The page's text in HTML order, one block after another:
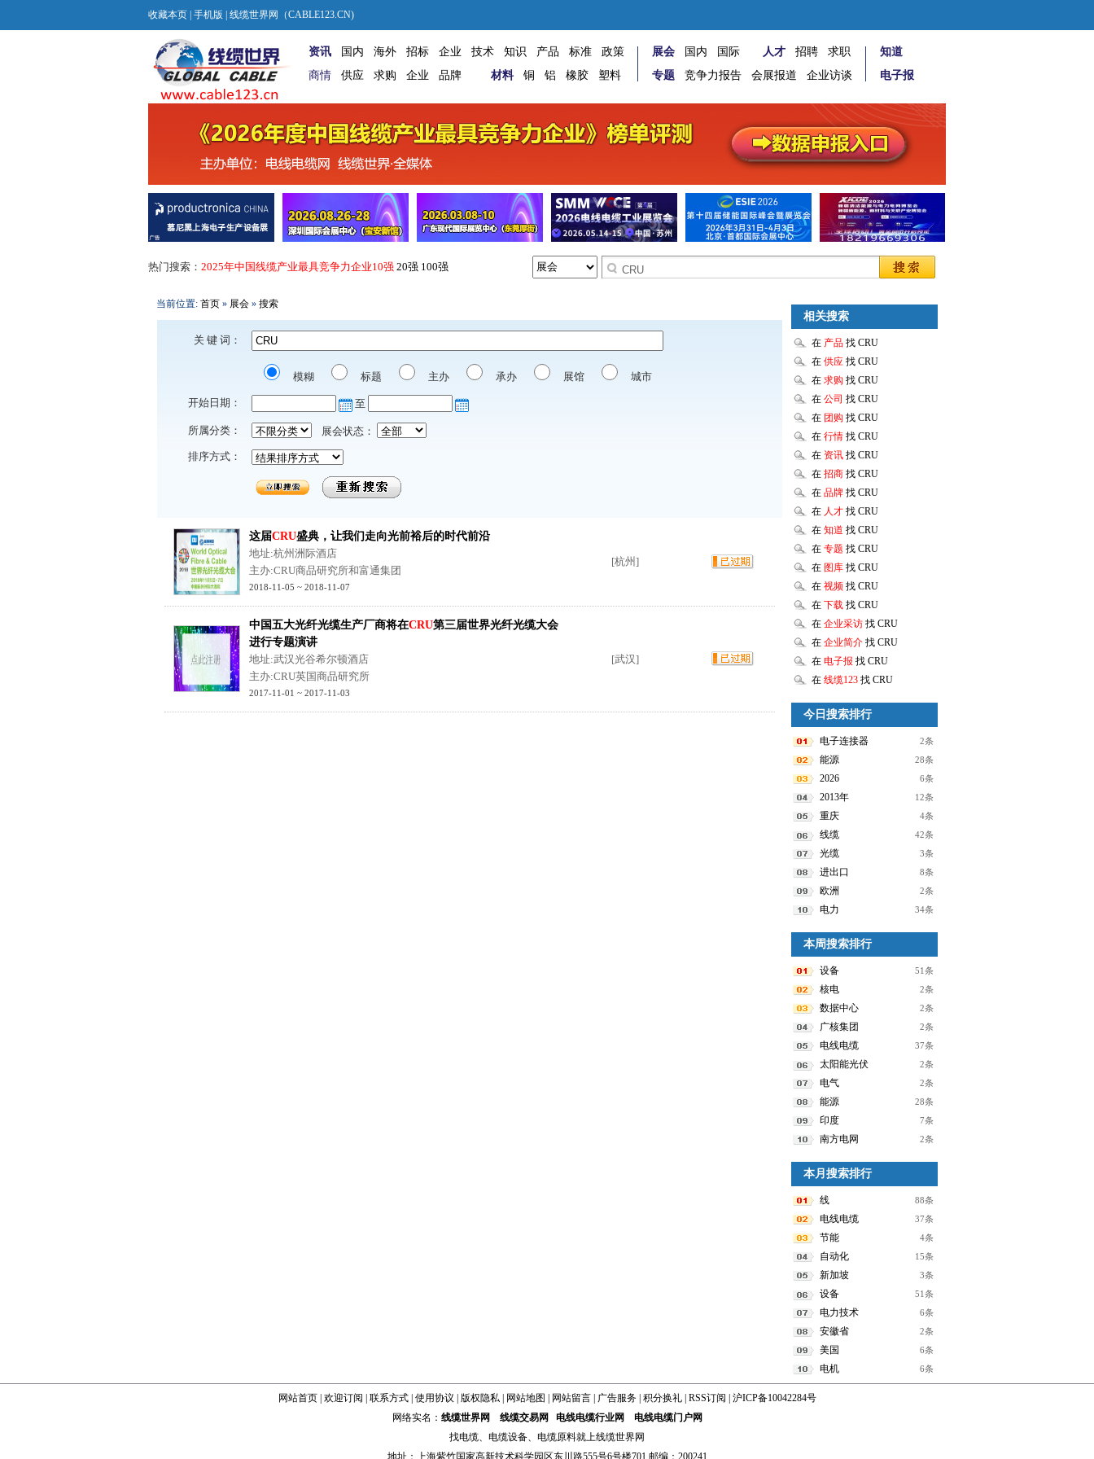
收藏本页 手机版 | 线缆世界网（CABLE123.CN)
资讯 国内 海外 招标 企业 技术 知识 产品 标准
政策
商情
供应 求购 企业 品牌 材料 铜 铝 橡胶 塑料
展会 国内 国际 人才 招聘
求职
专题
竞争力报告 会展报道 企业访谈
知道
电子报
热门搜索： 2025年中国线缆产业最具竞争力企业10强 20强 100强
当前位置: 首页 » 展会 » 搜索
关 键 词：
模糊 标题 主办 承办 展馆 城市
开始日期： 至
所属分类： 展会状态：
排序方式：
这届CRU盛典，让我们走向光前裕后的时代前沿
地址:杭州洲际酒店
主办:CRU商品研究所和富通集团
2018-11-05 ~ 2018-11-07
[杭州]
中国五大光纤光缆生产厂商将在CRU第三届世界光纤光缆大会
进行专题演讲
地址:武汉光谷希尔顿酒店
主办:CRU英国商品研究所
2017-11-01 ~ 2017-11-03
[武汉]
相关搜索
在 产品 找 CRU
在 供应 找 CRU
在 求购 找 CRU
在 公司 找 CRU
在 团购 找 CRU
在 行情 找 CRU
在 资讯 找 CRU
在 招商 找 CRU
在 品牌 找 CRU
在 人才 找 CRU
在 知道 找 CRU
在 专题 找 CRU
在 图库 找 CRU
在 视频 找 CRU
在 下载 找 CRU
在 企业采访 找 CRU
在 企业简介 找 CRU
在 电子报 找 CRU
在 线缆123 找 CRU
今日搜索排行
2条
电子连接器
28条
能源
6条
2026
12条
2013年
4条
重庆
42条
线缆
3条
光缆
8条
进出口
2条
欧洲
34条
电力
本周搜索排行
51条
设备
2条
核电
2条
数据中心
2条
广核集团
37条
电线电缆
2条
太阳能光伏
2条
电气
28条
能源
7条
印度
2条
南方电网
本月搜索排行
88条
线
37条
电线电缆
4条
节能
15条
自动化
3条
新加坡
51条
设备
6条
电力技术
2条
安徽省
6条
美国
6条
电机
网站首页| 欢迎订阅 联系方式| 使用协议 版权隐私| 网站地图 网站留言| 广告服务| 积分换礼| RSS订阅
沪ICP备10042284号
网络实名： 线缆世界网 线缆交易网 电线电缆行业网
电线电缆门户网
找电缆、 电缆设备、 电缆原料就上线缆世界网
地址：上海紫竹国家高新技术科学园区东川路555号6号楼701 邮编：200241